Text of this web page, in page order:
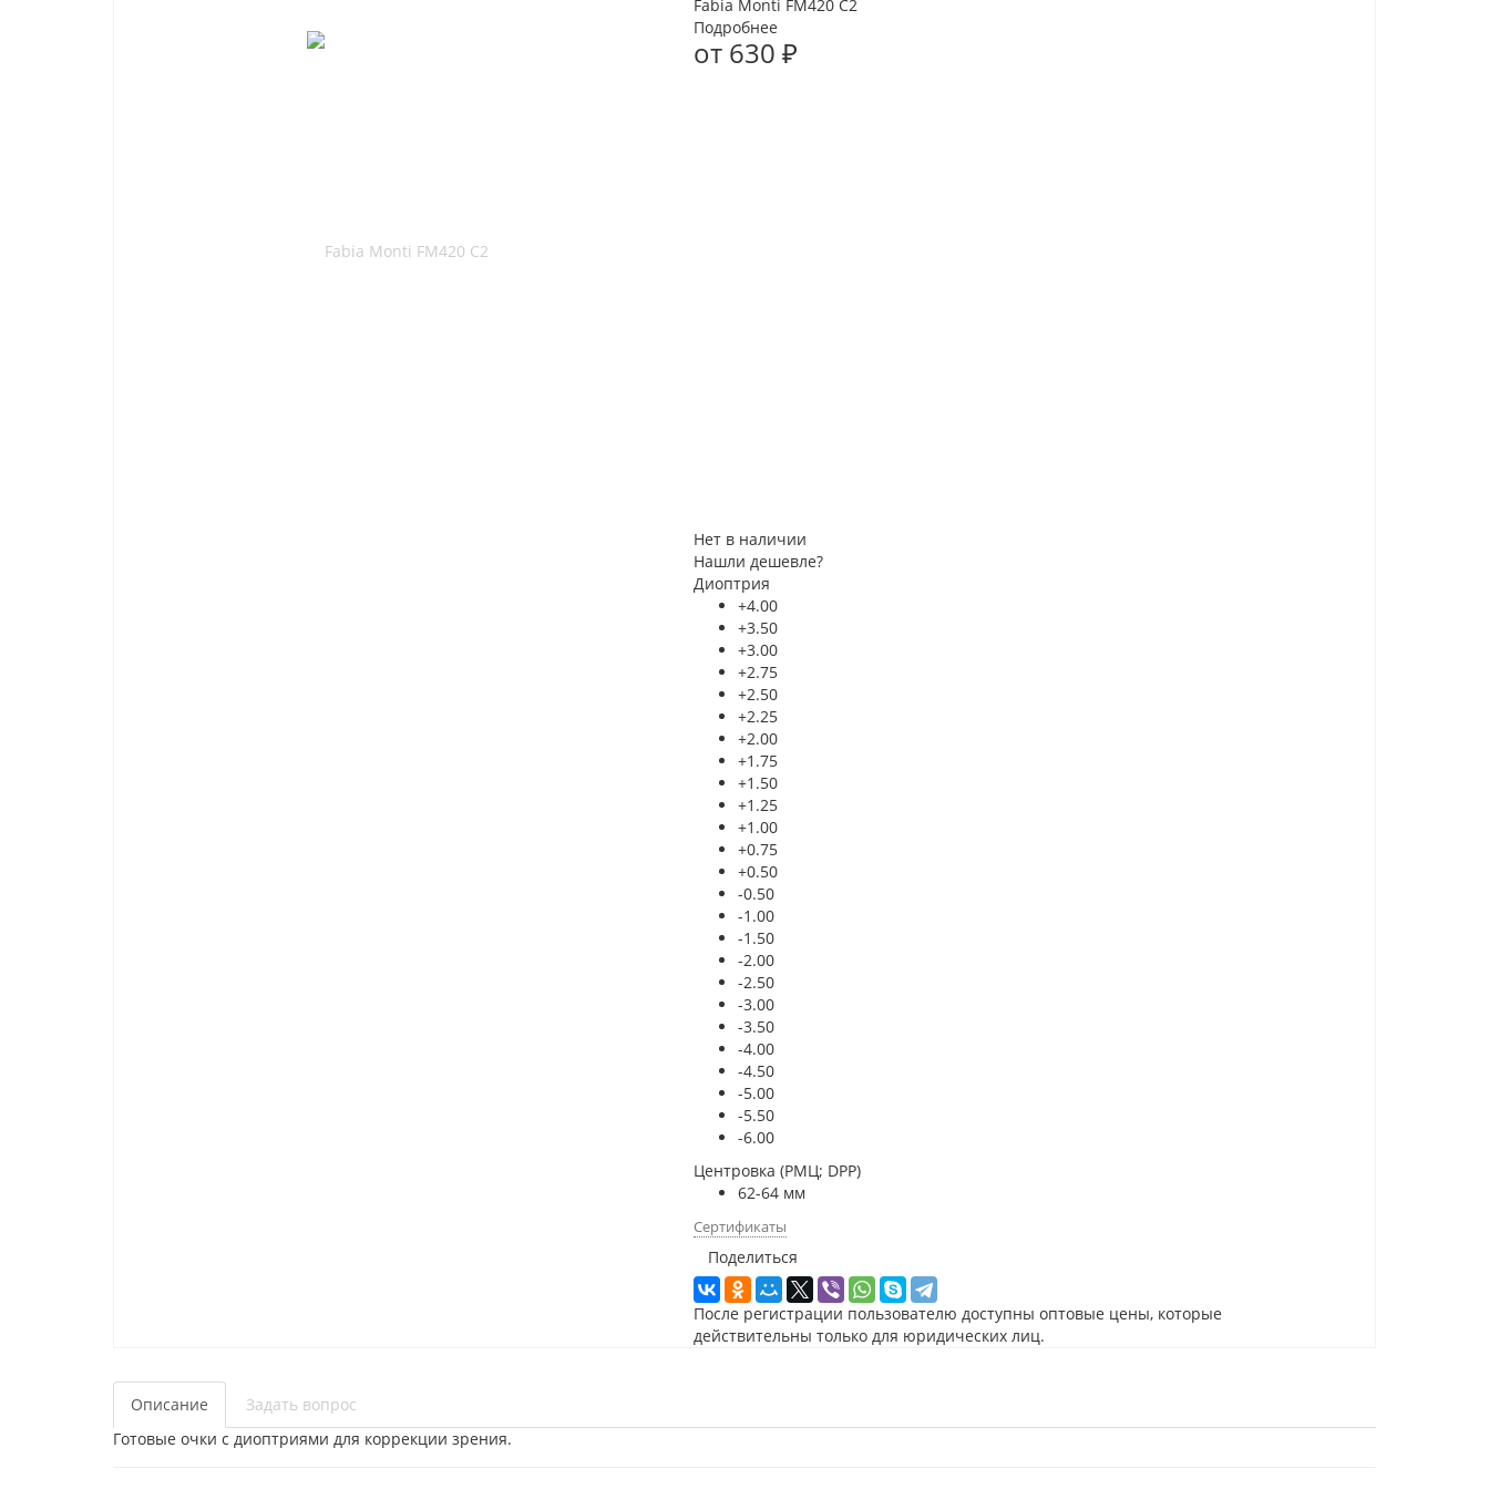
Fabia Monti FM420 C2
Подробнее
от 630 ₽
Нет в наличии
Нашли дешевле?
Диоптрия
+4.00
+3.50
+3.00
+2.75
+2.50
+2.25
+2.00
+1.75
+1.50
+1.25
+1.00
+0.75
+0.50
-0.50
-1.00
-1.50
-2.00
-2.50
-3.00
-3.50
-4.00
-4.50
-5.00
-5.50
-6.00
Центровка (РМЦ; DPP)
62-64 мм
Сертификаты
Поделиться
После регистрации пользователю доступны оптовые цены, которые
действительны только для юридических лиц.
Описание
Задать вопрос
Готовые очки с диоптриями для коррекции зрения.